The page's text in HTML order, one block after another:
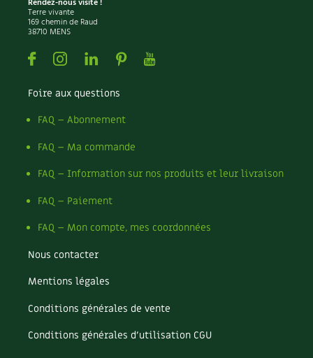
Terre vivante
169 chemin de Raud
38710 MENS
FacebookInstagramLinkedin
PinterestYoutube
Foire aux questions
FAQ – Abonnement
FAQ – Ma commande
FAQ – Information sur nos produits et leur livraison
FAQ – Paiement
FAQ – Mon compte, mes coordonnées
Nous contacter
Mentions légales
Conditions générales de vente
Conditions générales d’utilisation CGU